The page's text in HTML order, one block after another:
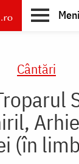
Cântări
(în